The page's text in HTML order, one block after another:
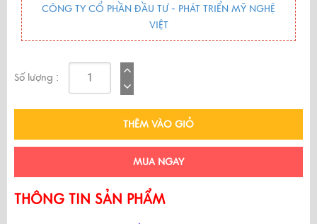
CÔNG TY CỔ PHẦN ĐẦU TƯ - PHÁT TRIỂN MỸ NGHỆ
VIỆT
Số lượng :
THÊM VÀO GIỎ
MUA NGAY
THÔNG TIN SẢN PHẨM